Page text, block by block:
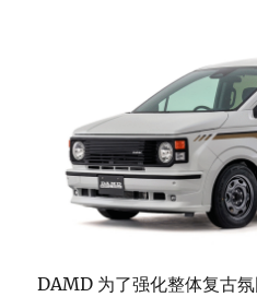
DAMD 为了强化整体复古